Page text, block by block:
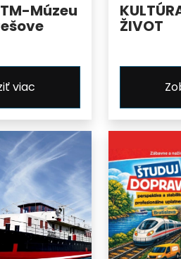
Múzeu
viac
ŽIVOT